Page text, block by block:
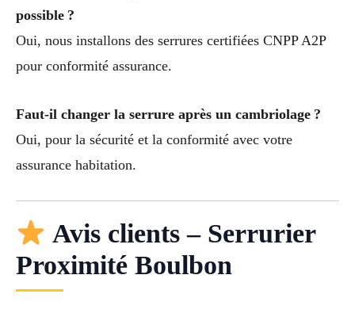
possible ?
Oui, nous installons des serrures certifiées CNPP A2P
pour conformité assurance.
Faut-il changer la serrure après un cambriolage ?
Oui, pour la sécurité et la conformité avec votre
assurance habitation.
Avis clients – Serrurier
Proximité Boulbon